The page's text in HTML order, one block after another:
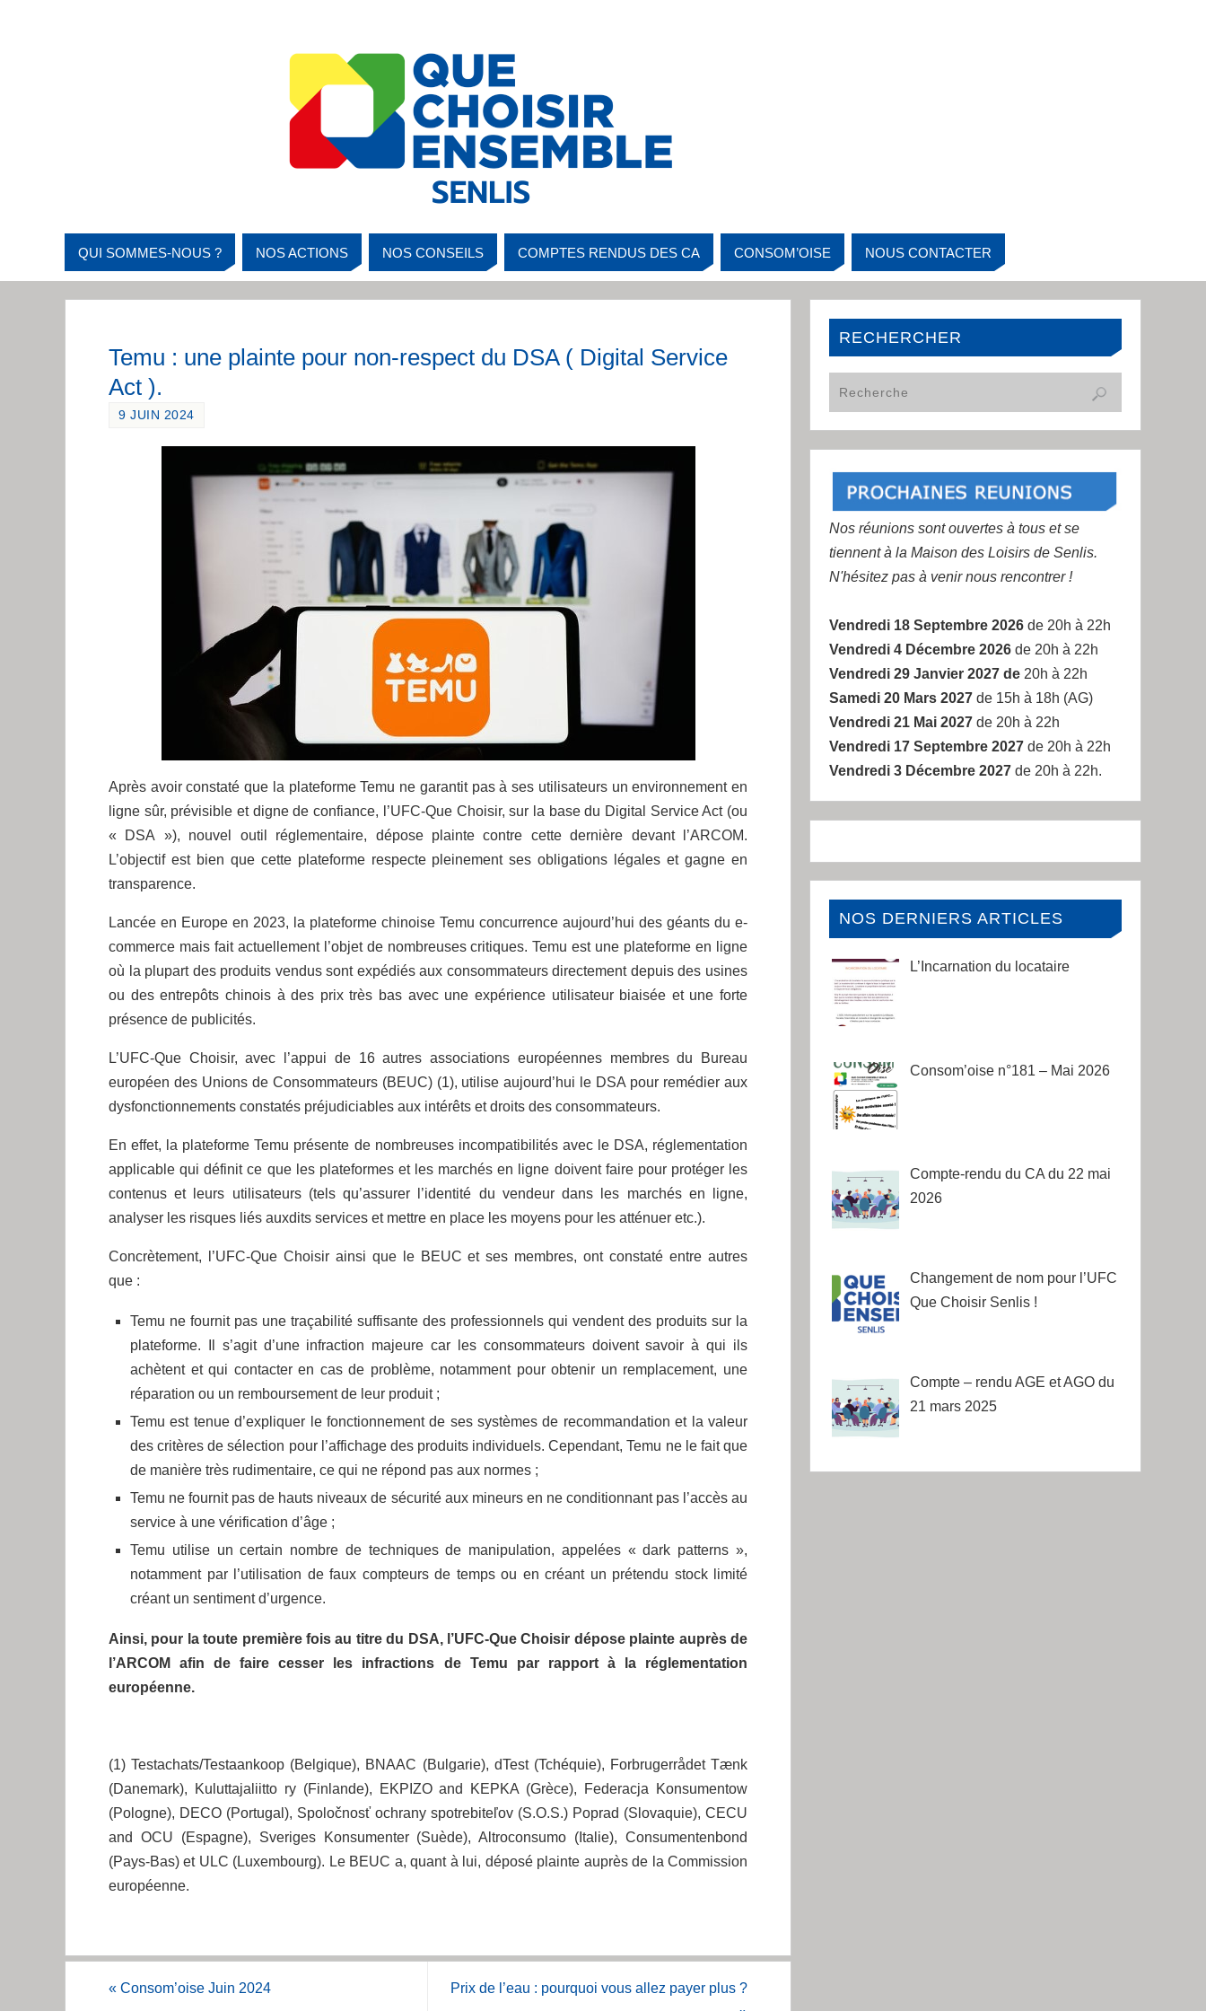
QUI SOMMES-NOUS ? NOS ACTIONS NOS CONSEILS COMPTES RENDUS DES CA CONSOM’OISE NOUS CONTACTER
Temu : une plainte pour non-respect du DSA ( Digital Service
Act ).
9 JUIN 2024
Après avoir constaté que la plateforme Temu ne garantit pas à ses utilisateurs un environnement en
ligne sûr, prévisible et digne de confiance, l’UFC-Que Choisir, sur la base du Digital Service Act (ou
« DSA »), nouvel outil réglementaire, dépose plainte contre cette dernière devant l’ARCOM.
L’objectif est bien que cette plateforme respecte pleinement ses obligations légales et gagne en
transparence.
Lancée en Europe en 2023, la plateforme chinoise Temu concurrence aujourd’hui des géants du e-
commerce mais fait actuellement l’objet de nombreuses critiques. Temu est une plateforme en ligne
où la plupart des produits vendus sont expédiés aux consommateurs directement depuis des usines
ou des entrepôts chinois à des prix très bas avec une expérience utilisateur biaisée et une forte
présence de publicités.
L’UFC-Que Choisir, avec l’appui de 16 autres associations européennes membres du Bureau
européen des Unions de Consommateurs (BEUC) (1), utilise aujourd’hui le DSA pour remédier aux
dysfonctionnements constatés préjudiciables aux intérêts et droits des consommateurs.
En effet, la plateforme Temu présente de nombreuses incompatibilités avec le DSA, réglementation
applicable qui définit ce que les plateformes et les marchés en ligne doivent faire pour protéger les
contenus et leurs utilisateurs (tels qu’assurer l’identité du vendeur dans les marchés en ligne,
analyser les risques liés auxdits services et mettre en place les moyens pour les atténuer etc.).
Concrètement, l’UFC-Que Choisir ainsi que le BEUC et ses membres, ont constaté entre autres
que :
Temu ne fournit pas une traçabilité suffisante des professionnels qui vendent des produits sur la
plateforme. Il s’agit d’une infraction majeure car les consommateurs doivent savoir à qui ils
achètent et qui contacter en cas de problème, notamment pour obtenir un remplacement, une
réparation ou un remboursement de leur produit ;
Temu est tenue d’expliquer le fonctionnement de ses systèmes de recommandation et la valeur
des critères de sélection pour l’affichage des produits individuels. Cependant, Temu ne le fait que
de manière très rudimentaire, ce qui ne répond pas aux normes ;
Temu ne fournit pas de hauts niveaux de sécurité aux mineurs en ne conditionnant pas l’accès au
service à une vérification d’âge ;
Temu utilise un certain nombre de techniques de manipulation, appelées « dark patterns »,
notamment par l’utilisation de faux compteurs de temps ou en créant un prétendu stock limité
créant un sentiment d’urgence.
Ainsi, pour la toute première fois au titre du DSA, l’UFC-Que Choisir dépose plainte auprès de
l’ARCOM afin de faire cesser les infractions de Temu par rapport à la réglementation
européenne.
(1) Testachats/Testaankoop (Belgique), BNAAC (Bulgarie), dTest (Tchéquie), Forbrugerrådet Tænk
(Danemark), Kuluttajaliitto ry (Finlande), EKPIZO and KEPKA (Grèce), Federacja Konsumentow
(Pologne), DECO (Portugal), Spoločnosť ochrany spotrebiteľov (S.O.S.) Poprad (Slovaquie), CECU
and OCU (Espagne), Sveriges Konsumenter (Suède), Altroconsumo (Italie), Consumentenbond
(Pays-Bas) et ULC (Luxembourg). Le BEUC a, quant à lui, déposé plainte auprès de la Commission
européenne.
« Consom’oise Juin 2024
Prix de l’eau : pourquoi vous allez payer plus ?
RECHERCHER
Nos réunions sont ouvertes à tous et se
tiennent à la Maison des Loisirs de Senlis.
N'hésitez pas à venir nous rencontrer !
Vendredi 18 Septembre 2026de 20h à 22h
Vendredi 4 Décembre 2026de 20h à 22h
Vendredi 29 Janvier 2027 de20h à 22h
Samedi 20 Mars 2027de 15h à 18h (AG)
Vendredi 21 Mai 2027de 20h à 22h
Vendredi 17 Septembre 2027de 20h à 22h
Vendredi 3 Décembre 2027de 20h à 22h.
NOS DERNIERS ARTICLES
L’Incarnation du locataire
Consom’oise n°181 – Mai 2026
Compte-rendu du CA du 22 mai
2026
Changement de nom pour l’UFC
Que Choisir Senlis !
Compte – rendu AGE et AGO du
21 mars 2025